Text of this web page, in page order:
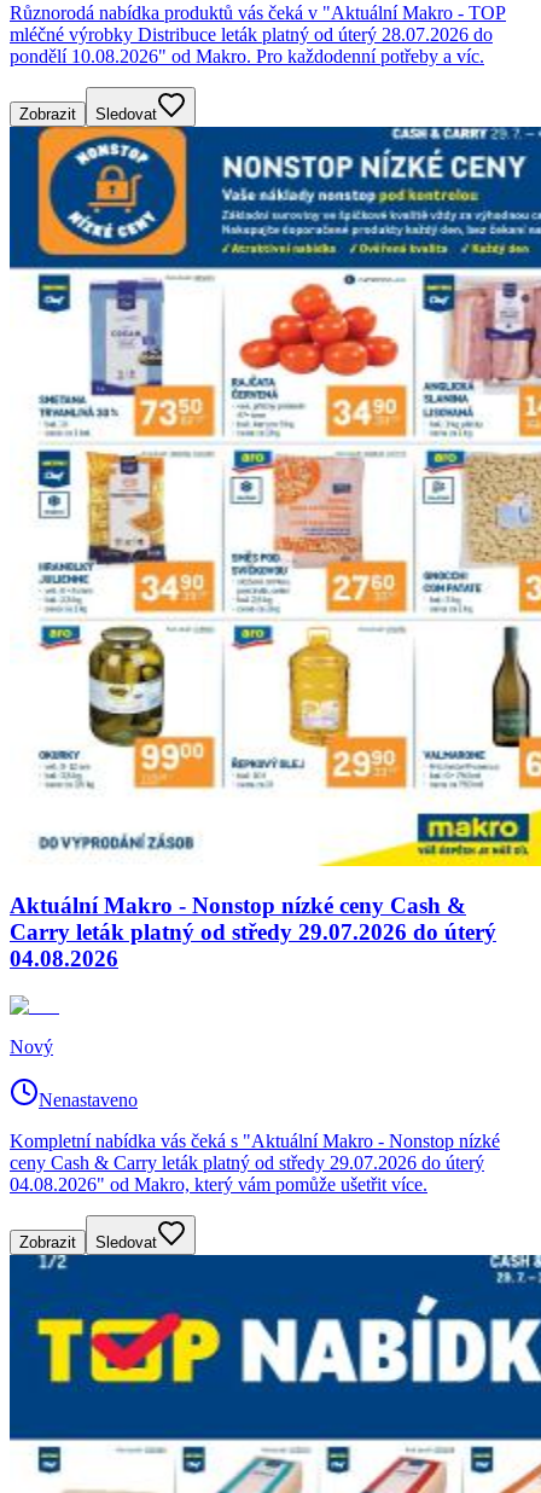
Různorodá nabídka produktů vás čeká v "Aktuální Makro - TOP
mléčné výrobky Distribuce leták platný od úterý 28.07.2026 do
pondělí 10.08.2026" od Makro. Pro každodenní potřeby a víc.
Zobrazit Sledovat
Aktuální Makro - Nonstop nízké ceny Cash &
Carry leták platný od středy 29.07.2026 do úterý
04.08.2026
Nový
Nenastaveno
Kompletní nabídka vás čeká s "Aktuální Makro - Nonstop nízké
ceny Cash & Carry leták platný od středy 29.07.2026 do úterý
04.08.2026" od Makro, který vám pomůže ušetřit více.
Zobrazit Sledovat